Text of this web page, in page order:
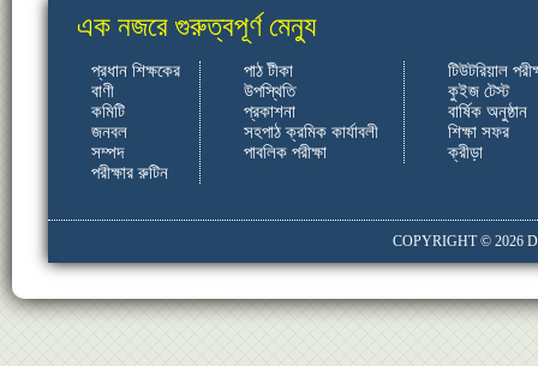
এক নজরে গুরুত্বপূর্ণ মেন্যু
প্রধান শিক্ষকের
বাণী
কমিটি
জনবল
সম্পদ
পরীক্ষার রুটিন
পাঠ টীকা
উপস্থিতি
প্রকাশনা
সহপাঠ ক্রমিক কার্যাবলী
পাবলিক পরীক্ষা
টিউটরিয়াল
কুইজ টেস্ট
বার্ষিক অনুষ্ঠান
শিক্ষা সফর
ক্রীড়া
COPYRIGHT © 2026